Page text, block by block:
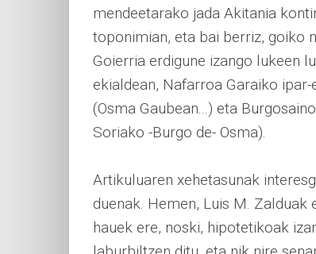
mendeetarako jada Akitania
toponimian, eta bai berriz, goiko
Goierria erdigune izango lukeen
ekialdean, Nafarroa Garaiko
(Osma Gaubean...) eta
Soriako -Burgo de- Osma).
Artikuluaren xehetasunak
duenak. Hemen, Luis M.
hauek ere, noski, hipotetikoak